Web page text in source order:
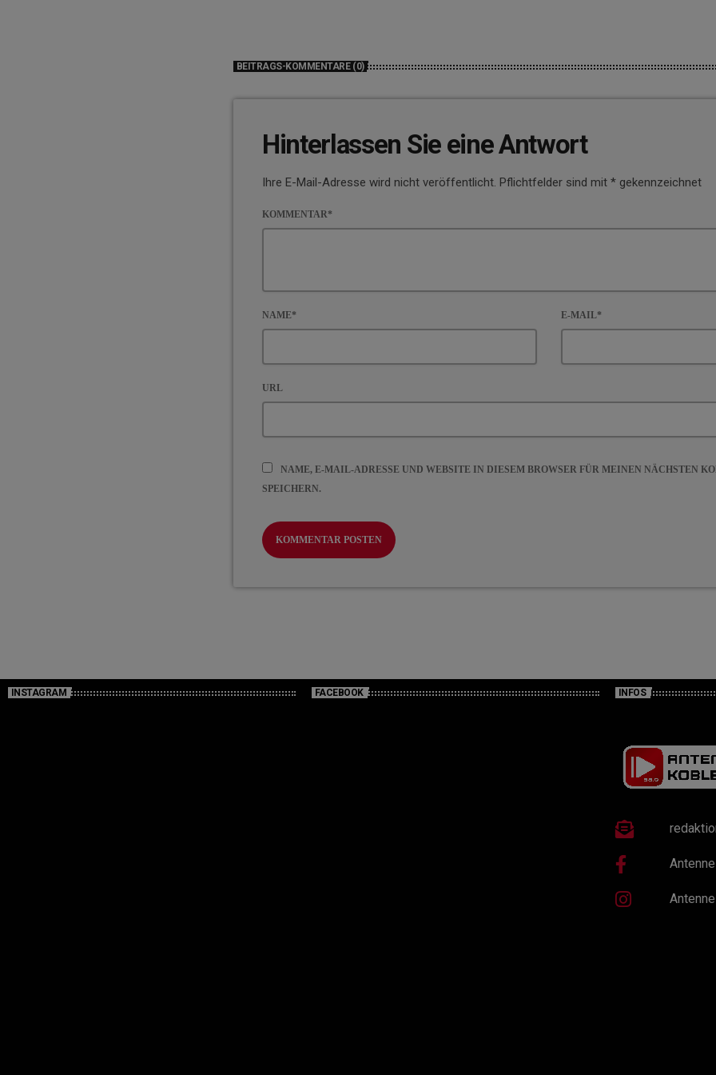
BEITRAGS-KOMMENTARE (0)
Hinterlassen Sie eine Antwort
Ihre E-Mail-Adresse wird nicht veröffentlicht. Pflichtfelder sind mit * gekennzeichnet
KOMMENTAR*
NAME* E-MAIL*
URL
NAME, E-MAIL-ADRESSE UND WEBSITE IN DIESEM BROWSER FÜR MEINEN NÄCHSTEN
SPEICHERN.
INSTAGRAM FACEBOOK INFOS